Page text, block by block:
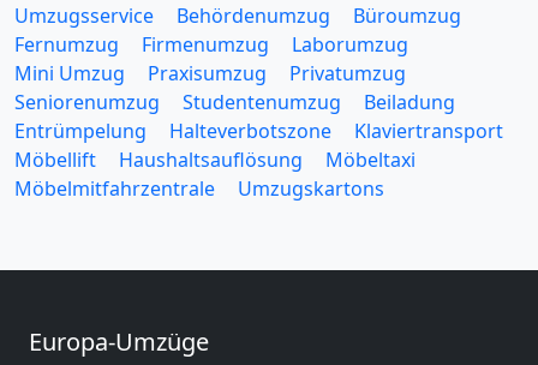
Umzugsservice Behördenumzug
Büroumzug
Fernumzug
Firmenumzug
Laborumzug
Mini Umzug
Praxisumzug
Privatumzug
Seniorenumzug
Studentenumzug
Beiladung
Entrümpelung
Halteverbotszone
Klaviertransport
Möbellift
Haushaltsauflösung
Möbeltaxi
Möbelmitfahrzentrale
Umzugskartons
Europa-Umzüge